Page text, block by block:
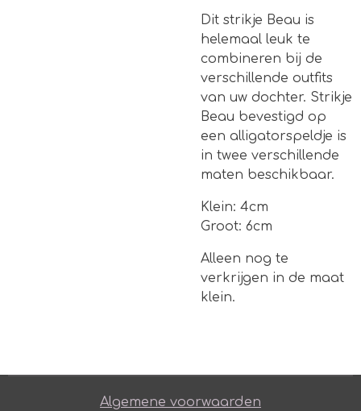
Dit strikje Beau is
helemaal leuk te
combineren bij de
verschillende outfits
van uw dochter. Strikje
Beau bevestigd op
een alligatorspeldje is
in twee verschillende
maten beschikbaar.
Klein: 4cm
Groot: 6cm
Alleen nog te
verkrijgen in de maat
klein.
Algemene voorwaarden